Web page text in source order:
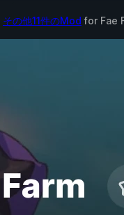
その他11件のMod for Fae